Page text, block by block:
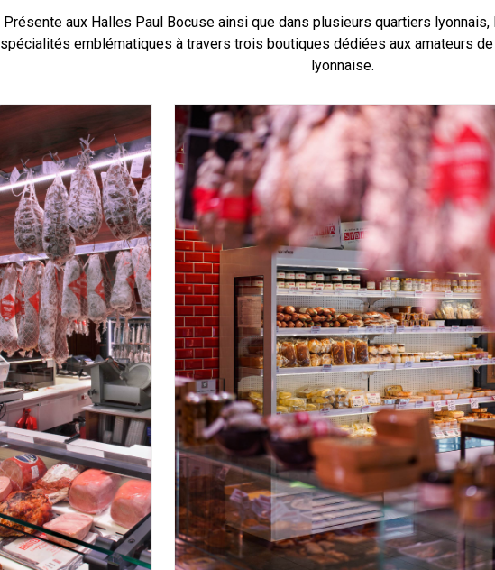
Présente aux Halles Paul Bocuse ainsi que dans plusieurs quartiers
spécialités emblématiques à travers trois boutiques dédiées aux amateurs
lyonnaise.